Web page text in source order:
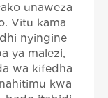
unaweza
Vitu kama
nyingine
ya malezi,
wa kifedha
kwa